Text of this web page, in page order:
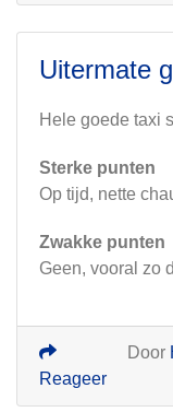
Uitermate
Hele goede taxi
Sterke punten
Op tijd, nette
Zwakke punten
Geen, vooral zo
Door
Reageer